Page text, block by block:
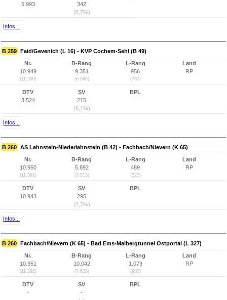
5.993
342
(5,7%)
Infos...
B 259 Faid/Gevenich (L 16) - KVP Cochem-Sehl (B 49)
Nr.
10.949
(11.390)
B-Rang
9.351
(6.949)
L-Rang
956
(780)
Land
RP
DTV
3.524
SV
215
(6,1%)
BPL
Infos...
B 260 AS Lahnstein-Niederlahnstein (B 42) - Fachbach/Nievern (K 65)
Nr.
10.950
(11.391)
B-Rang
5.892
(3.513)
L-Rang
489
(325)
Land
RP
DTV
10.943
SV
295
(2,7%)
BPL
Infos...
B 260 Fachbach/Nievern (K 65) - Bad Ems-Malbergtunnel Ostportal (L 327)
Nr.
10.951
(11.392)
B-Rang
10.042
(7.638)
L-Rang
1.079
(902)
Land
RP
DTV
-
SV
-
BPL